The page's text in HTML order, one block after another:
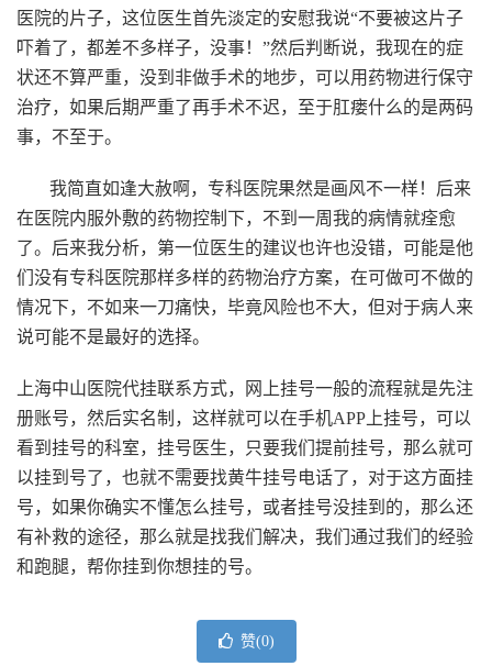
医院的片子，这位医生首先淡定的安慰我说“不要被这片子
吓着了，都差不多样子，没事！”然后判断说，我现在的症
状还不算严重，没到非做手术的地步，可以用药物进行保守
治疗，如果后期严重了再手术不迟，至于肛瘘什么的是两码
事，不至于。
我简直如逢大赦啊，专科医院果然是画风不一样！后来
在医院内服外敷的药物控制下，不到一周我的病情就痊愈
了。后来我分析，第一位医生的建议也许也没错，可能是他
们没有专科医院那样多样的药物治疗方案，在可做可不做的
情况下，不如来一刀痛快，毕竟风险也不大，但对于病人来
说可能不是最好的选择。
上海中山医院代挂联系方式，
网上挂号一般的流程就是先注
册账号，然后实名制，这样就可以在手机APP上挂号，可以
看到挂号的科室，挂号医生，只要我们提前挂号，那么就可
以挂到号了，也就不需要找黄牛挂号电话了，对于这方面挂
号，如果你确实不懂怎么挂号，或者挂号没挂到的，那么还
有补救的途径，那么就是找我们解决，我们通过我们的经验
和跑腿，帮你挂到你想挂的号。
赞(0)